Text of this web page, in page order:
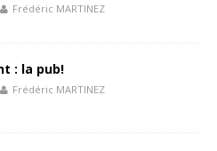
Frédéric MARTINEZ
: la pub!
Frédéric MARTINEZ